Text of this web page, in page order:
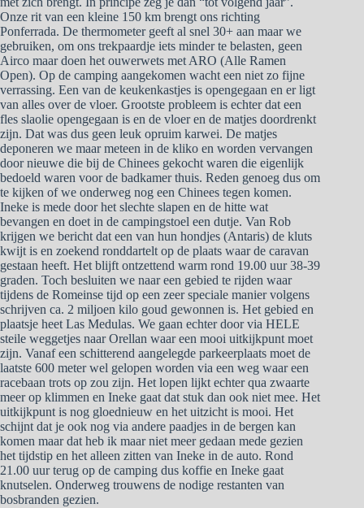
Onze rit van een kleine 150 km brengt ons richting
Ponferrada. De thermometer geeft al snel 30+ aan maar we
gebruiken, om ons trekpaardje iets minder te belasten, geen
Airco maar doen het ouwerwets met ARO (Alle Ramen
Open). Op de camping aangekomen wacht een niet zo fijne
verrassing. Een van de keukenkastjes is opengegaan en er ligt
van alles over de vloer. Grootste probleem is echter dat een
fles slaolie opengegaan is en de vloer en de matjes doordrenkt
zijn. Dat was dus geen leuk opruim karwei. De matjes
deponeren we maar meteen in de kliko en worden vervangen
door nieuwe die bij de Chinees gekocht waren die eigenlijk
bedoeld waren voor de badkamer thuis. Reden genoeg dus om
te kijken of we onderweg nog een Chinees tegen komen.
Ineke is mede door het slechte slapen en de hitte wat
bevangen en doet in de campingstoel een dutje. Van Rob
krijgen we bericht dat een van hun hondjes (Antaris) de kluts
kwijt is en zoekend ronddartelt op de plaats waar de caravan
gestaan heeft. Het blijft ontzettend warm rond 19.00 uur 38-39
graden. Toch besluiten we naar een gebied te rijden waar
tijdens de Romeinse tijd op een zeer speciale manier volgens
schrijven ca. 2 miljoen kilo goud gewonnen is. Het gebied en
plaatsje heet Las Medulas. We gaan echter door via HELE
steile weggetjes naar Orellan waar een mooi uitkijkpunt moet
zijn. Vanaf een schitterend aangelegde parkeerplaats moet de
laatste 600 meter wel gelopen worden via een weg waar een
racebaan trots op zou zijn. Het lopen lijkt echter qua zwaarte
meer op klimmen en Ineke gaat dat stuk dan ook niet mee. Het
uitkijkpunt is nog gloednieuw en het uitzicht is mooi. Het
schijnt dat je ook nog via andere paadjes in de bergen kan
komen maar dat heb ik maar niet meer gedaan mede gezien
het tijdstip en het alleen zitten van Ineke in de auto. Rond
21.00 uur terug op de camping dus koffie en Ineke gaat
knutselen. Onderweg trouwens de nodige restanten van
bosbranden gezien.